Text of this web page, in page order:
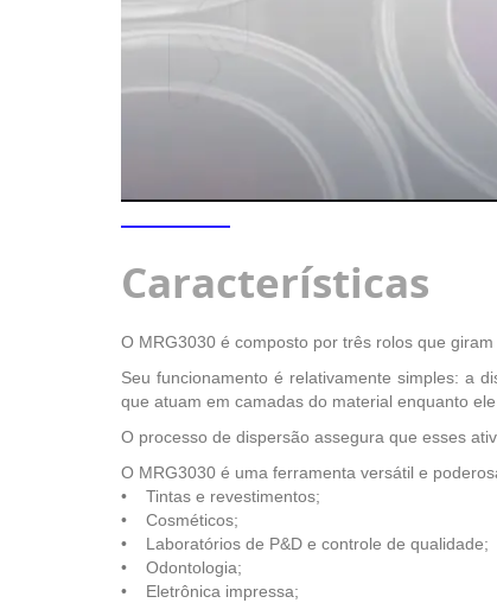
Características
O MRG3030 é composto por três rolos que
Seu funcionamento é relativamente simples: a
que atuam em camadas do material enquanto
O processo de dispersão assegura que esses
O MRG3030 é uma ferramenta versátil e
• Tintas e revestimentos;
• Cosméticos;
• Laboratórios de P&D e controle de qualidade;
• Odontologia;
• Eletrônica impressa;